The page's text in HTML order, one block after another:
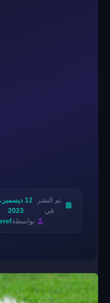
تم النشر
في
12 ديسمبر،
2023
بواسطة